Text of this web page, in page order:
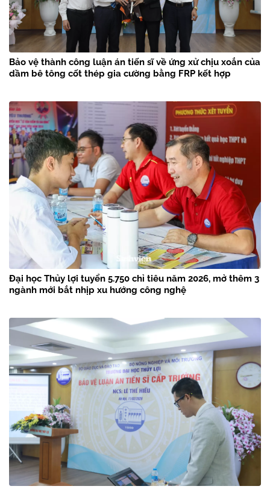
Bảo vệ thành công luận án tiến sĩ về ứng xử chịu xoắn của
dầm bê tông cốt thép gia cường bằng FRP kết hợp
Đại học Thủy lợi tuyển 5.750 chỉ tiêu năm 2026, mở thêm 3
ngành mới bắt nhịp xu hướng công nghệ